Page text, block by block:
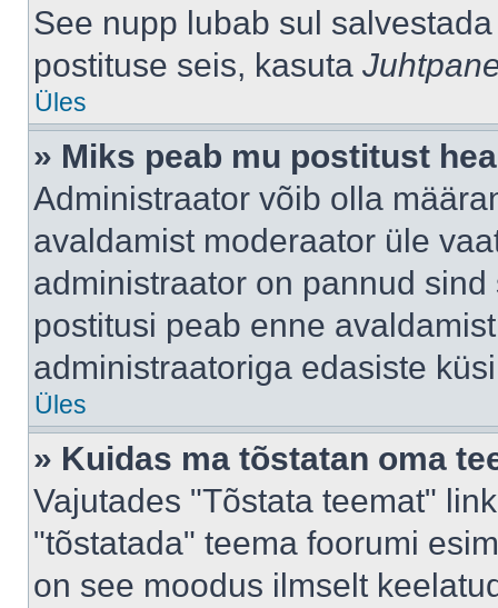
See nupp lubab sul
postituse seis, kasuta
Üles
» Miks peab mu postitust
Administraator võib olla
avaldamist moderaator üle
administraator on pannud
postitusi peab enne
administraatoriga edasiste
Üles
» Kuidas ma tõstatan oma
Vajutades "Tõstata teemat"
"tõstatada" teema foorumi
on see moodus ilmselt